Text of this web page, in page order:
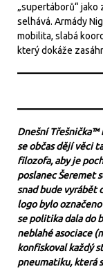
„supertáborů“
selhává. Armády
mobilita, slabá
který dokáže
Dnešní Třešnička™
se občas dějí věci
filozofa, aby je
poslanec Šeremet
snad bude vyrábět
logo bylo
se politika dala do
neblahé asociace
konfiskoval každý
pneumatiku, která